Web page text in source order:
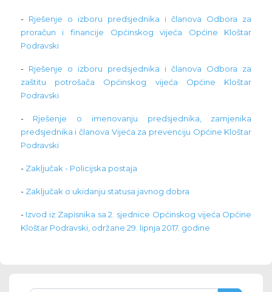
- Rješenje o izboru predsjednika i članova Odbora za
proračun i financije Općinskog vijeća Općine Kloštar
Podravski
- Rješenje o izboru predsjednika i članova Odbora za
zaštitu potrošača Općinskog vijeća Općine Kloštar
Podravski
- Rješenje o imenovanju predsjednika, zamjenika
predsjednika i članova Vijeća za prevenciju Općine Kloštar
Podravski
- Zaključak - Policijska postaja
- Zaključak o ukidanju statusa javnog dobra
- Izvod iz Zapisnika sa 2. sjednice Općinskog vijeća Općine
Kloštar Podravski, održane 29. lipnja 2017. godine